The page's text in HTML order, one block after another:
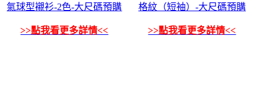
氣球型襯衫-2色-大尺碼預購
>>點我看更多詳情<<
格紋（短袖）-大尺碼預購
>>點我看更多詳情<<